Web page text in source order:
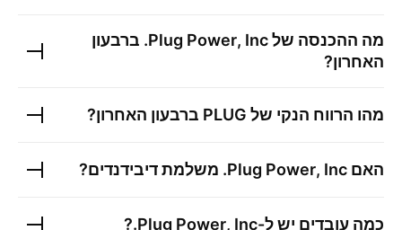
מה ההכנסה שלPlug Power, Inc. ברבעון
האחרון?
מהו הרווח הנקי של PLUG ברבעון האחרון?
האם Plug Power, Inc. משלמת דיבידנדים?
כמה עובדים יש ל-Plug Power, Inc.
?